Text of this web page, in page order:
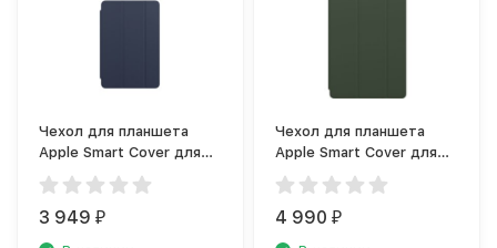
Чехол для планшета
Apple Smart Cover для
iPad Mini тёмный
ультрамарин
3 949₽
Чехол для планшета
Apple Smart Cover для
iPad (8th generation)
кипрский зелёный
4 990₽